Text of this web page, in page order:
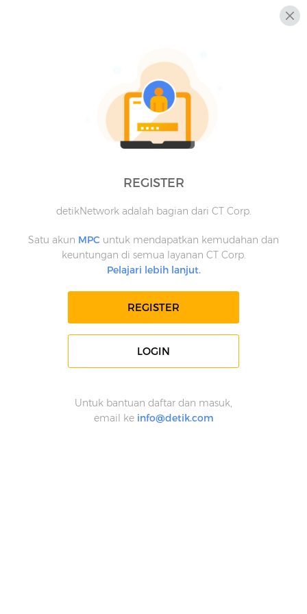
REGISTER
detikNetwork adalah bagian dari CT Corp.
Satu akun MPC untuk mendapatkan kemudahan dan
keuntungan di semua layanan CT Corp.
Pelajari lebih lanjut.
REGISTER
LOGIN
Untuk bantuan daftar dan masuk,
email ke info@detik.com